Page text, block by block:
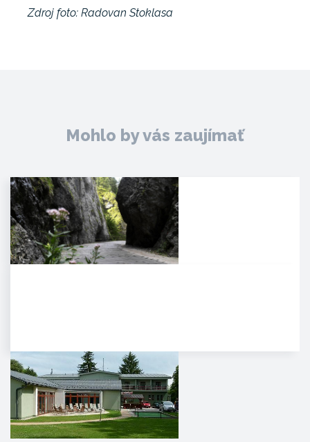
Zdroj foto: Radovan Stoklasa
Mohlo by vás zaujímať